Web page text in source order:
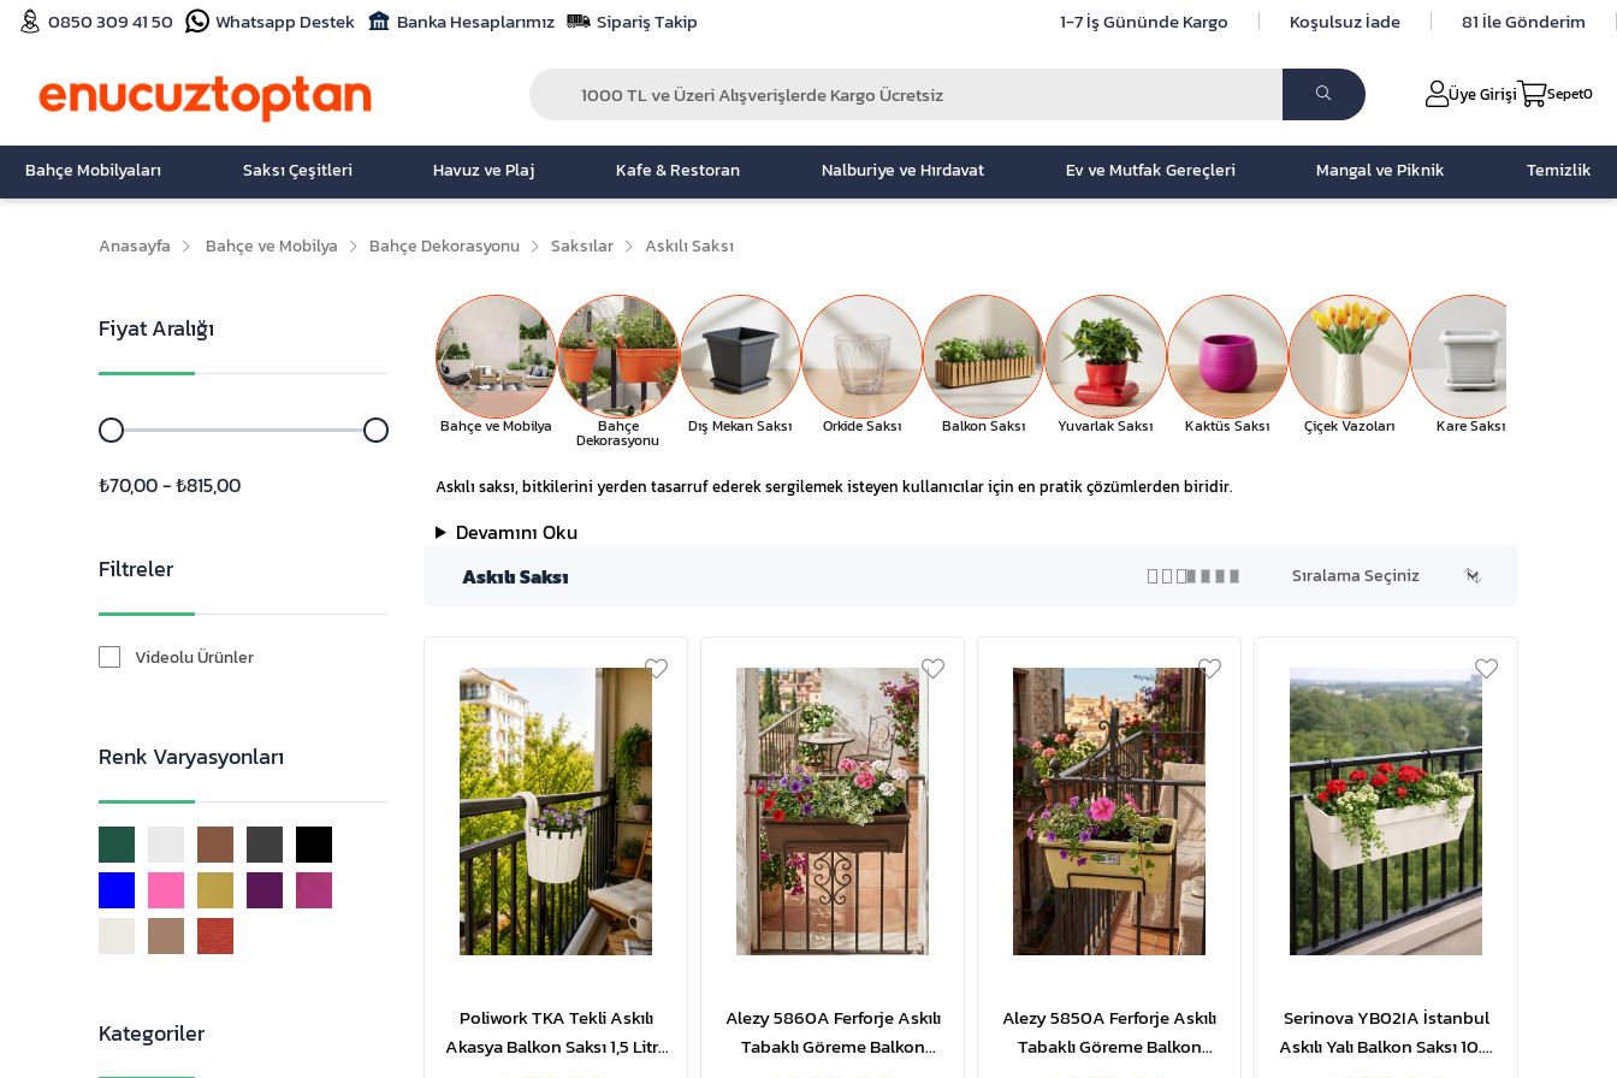
0850 309 41 50 Whatsapp Destek Banka Hesaplarımız Sipariş Takip 1-7 İş Gününde Kargo Koşulsuz İade 81 İle Gönderim
Üye Girişi Sepet0
Bahçe Mobilyaları Saksı Çeşitleri Havuz ve Plaj Kafe & Restoran Nalburiye ve Hırdavat Ev ve Mutfak Gereçleri Mangal ve Piknik Temizlik
Anasayfa Bahçe ve Mobilya Bahçe Dekorasyonu Saksılar Askılı Saksı
Fiyat Aralığı
₺70,00 - ₺815,00
Filtreler
Videolu Ürünler
Renk Varyasyonları
Kategoriler
Bahçe ve Mobilya Bahçe
Dekorasyonu
Dış Mekan Saksı Orkide Saksı Balkon Saksı Yuvarlak Saksı Kaktüs Saksı Çiçek Vazoları Kare Saksı
Askılı saksı, bitkilerini yerden tasarruf ederek sergilemek isteyen kullanıcılar için en pratik çözümlerden biridir.
Devamını Oku
Askılı Saksı
Poliwork TKA Tekli Askılı
Akasya Balkon Saksı 1,5 Litre
Alezy 5860A Ferforje Askılı
Tabaklı Göreme Balkon
Alezy 5850A Ferforje Askılı
Tabaklı Göreme Balkon
Serinova YB02IA İstanbul
Askılı Yalı Balkon Saksı 10.8